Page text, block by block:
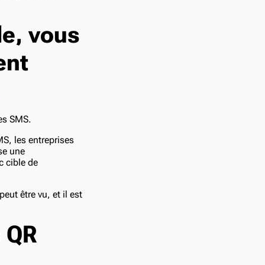
vous
SMS.
les entreprises
une
cible de
être vu, et il est